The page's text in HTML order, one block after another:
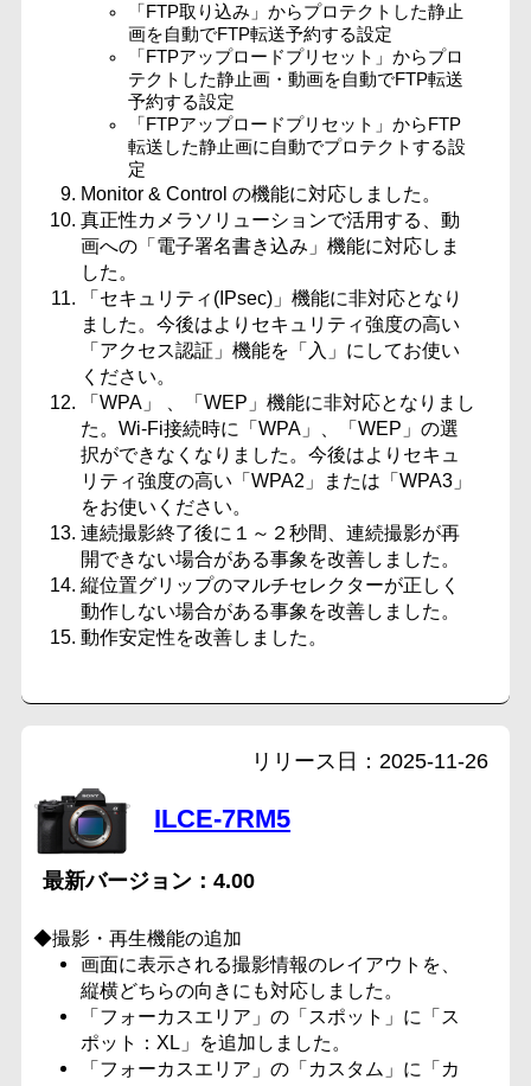
「FTP取り込み」からプロテクトした静止
画を自動でFTP転送予約する設定
「FTPアップロードプリセット」からプロ
テクトした静止画・動画を自動でFTP転送
予約する設定
「FTPアップロードプリセット」からFTP
転送した静止画に自動でプロテクトする設
定
Monitor & Control の機能に対応しました。
真正性カメラソリューションで活用する、動
画への「電子署名書き込み」機能に対応しま
した。
「セキュリティ(IPsec)」機能に非対応となり
ました。今後はよりセキュリティ強度の高い
「アクセス認証」機能を「入」にしてお使い
ください。
「WPA」 、「WEP」機能に非対応となりまし
た。Wi-Fi接続時に「WPA」、「WEP」の選
択ができなくなりました。今後はよりセキュ
リティ強度の高い「WPA2」または「WPA3」
をお使いください。
連続撮影終了後に１～２秒間、連続撮影が再
開できない場合がある事象を改善しました。
縦位置グリップのマルチセレクターが正しく
動作しない場合がある事象を改善しました。
動作安定性を改善しました。
ILCE-7RM5
4.00
2025-11-26
◆撮影・再生機能の追加
画面に表示される撮影情報のレイアウトを、
縦横どちらの向きにも対応しました。
「フォーカスエリア」の「スポット」に「ス
ポット：XL」を追加しました。
「フォーカスエリア」の「カスタム」に「カ